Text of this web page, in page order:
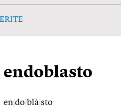
endoblasto
en do blà sto